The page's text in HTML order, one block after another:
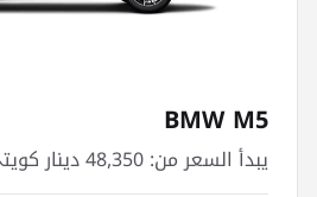
BMW M5
يبدأ السعر من: